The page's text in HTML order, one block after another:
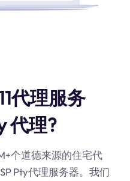
代理服务
代理?
个道德来源的住宅代
Pty代理服务器。我们